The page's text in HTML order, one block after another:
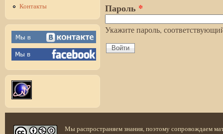
Контакты
Пароль *
Укажите пароль,
Мы распространяем знания, поэтому сопровождаем